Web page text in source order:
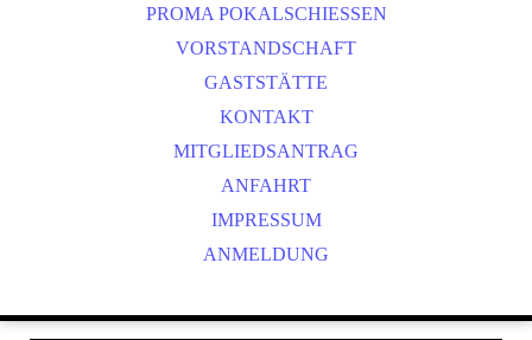
OKTOBERFEST & BÖLLERSCHIESSEN
BILDER HUBERTUSMESSE
VIDEO NEUJAHRSBÖLLERN
BILDER BÖLLER
PROMA POKALSCHIESSEN
VORSTANDSCHAFT
GASTSTÄTTE
KONTAKT
MITGLIEDSANTRAG
ANFAHRT
IMPRESSUM
ANMELDUNG